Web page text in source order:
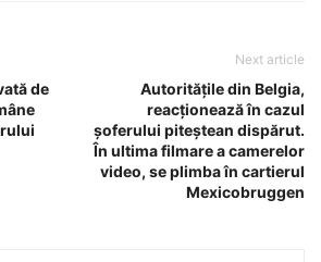
de
Next article
Autoritățile din Belgia,
reacționează în cazul
șoferului piteștean dispărut.
În ultima filmare a camerelor
video, se plimba în cartierul
Mexicobruggen